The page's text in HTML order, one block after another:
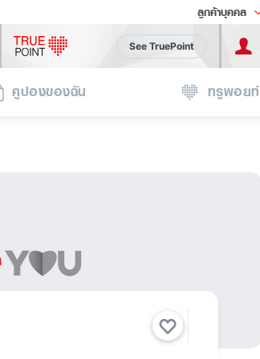
ลูกค้าบุคคล
See TruePoint
คูปองของฉัน ทรูพอยท์